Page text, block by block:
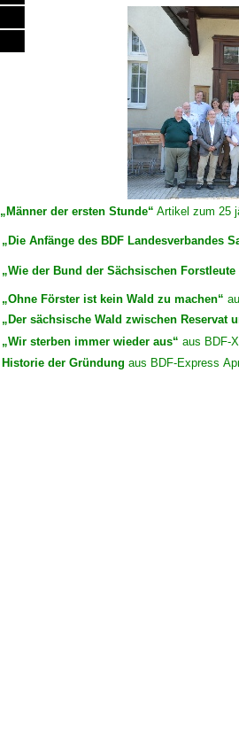
„Der sächsische Wald zwischen Reservat
„Wir sterben immer wieder aus“ aus BDF-
Historie der Gründung aus BDF-Express
„Ohne Förster ist kein Wald zu machen“
„Wie der Bund der Sächsischen Forstleute
„Die Anfänge des BDF Landesverbandes
„Männer der ersten Stunde“ Artikel zum 25